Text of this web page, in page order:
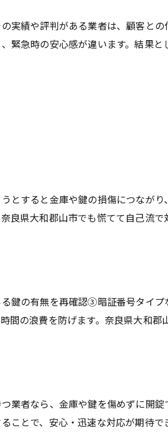
実績や評判がある業者は、顧客との
緊急時の安心感が違います。結果と
とすると金庫や鍵の損傷につながり
良県大和郡山市でも慌てて自己流で
鍵の有無を再確認③暗証番号タイプ
間の浪費を防げます。奈良県大和郡
業者なら、金庫や鍵を傷めずに開錠
ことで、安心・迅速な対応が期待で